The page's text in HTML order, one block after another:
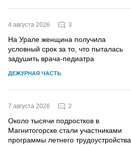
4 августа 2026 3
На Урале женщина получила
условный срок за то, что пыталась
задушить врача-педиатра
ДЕЖУРНАЯ ЧАСТЬ
7 августа 2026 2
Около тысячи подростков в
Магнитогорске стали участниками
программы летнего трудоустройства